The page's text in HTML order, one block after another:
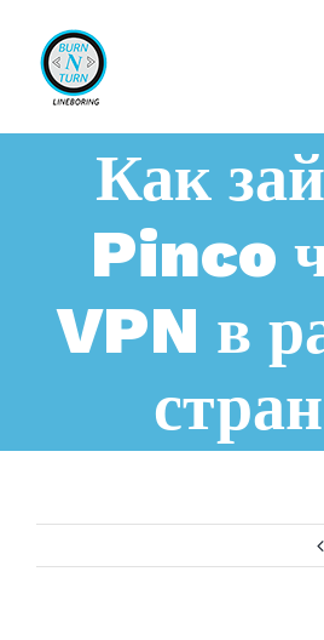
content
Как
Pinco
VPN в